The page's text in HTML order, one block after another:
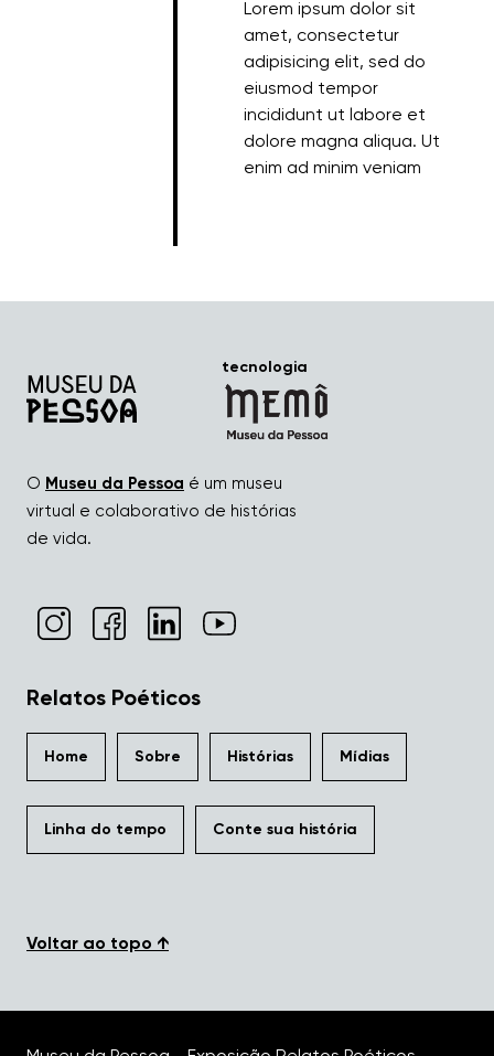
Lorem ipsum dolor sit
amet, consectetur
adipisicing elit, sed do
eiusmod tempor
incididunt ut labore et
dolore magna aliqua. Ut
enim ad minim veniam
tecnologia
O Museu da Pessoa é um museu
virtual e colaborativo de histórias
de vida.
Relatos Poéticos
Home Sobre Histórias Mídias
Linha do tempo Conte sua história
Voltar ao topo ↑